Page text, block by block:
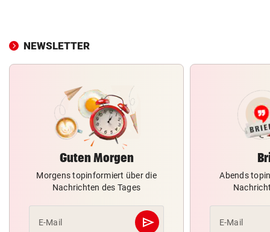
NEWSLETTER
Guten Morgen
Morgens topinformiert über die
Nachrichten des Tages
E-Mail send
Abschicken
Abends
E-Mail